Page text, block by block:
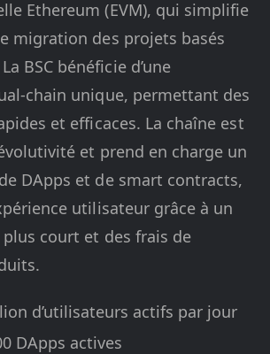
Ethereum (EVM), qui simplifie
migration des projets basés
BSC bénéficie d’une
chain unique, permettant des
et efficaces. La chaîne est
et prend en charge un
DApps et de smart contracts,
utilisateur grâce à un
court et des frais de
d’utilisateurs actifs par jour
DApps actives